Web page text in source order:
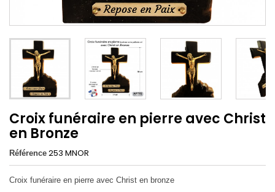
Croix funéraire en pierre avec Christ
en Bronze
Référence 253 MNOR
Croix funéraire en pierre avec Christ en bronze